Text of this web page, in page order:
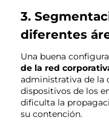
3.
diferentes
Una buena
de la red
administrativa de la
dispositivos de los
dificulta la
su contención.